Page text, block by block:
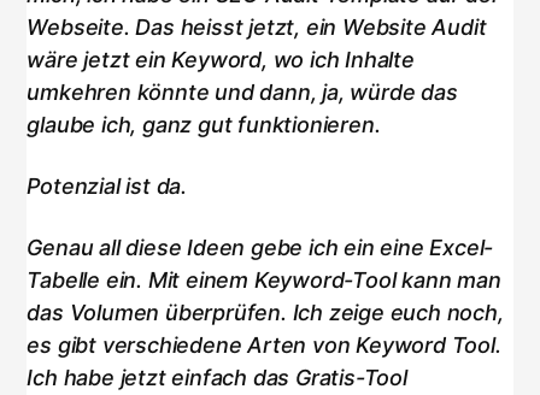
Webseite. Das heisst jetzt, ein Website Audit
wäre jetzt ein Keyword, wo ich Inhalte
umkehren könnte und dann, ja, würde das
glaube ich, ganz gut funktionieren.
Potenzial ist da.
Genau all diese Ideen gebe ich ein eine Excel-
Tabelle ein. Mit einem Keyword-Tool kann man
das Volumen überprüfen. Ich zeige euch noch,
es gibt verschiedene Arten von Keyword Tool.
Ich habe jetzt einfach das Gratis-Tool